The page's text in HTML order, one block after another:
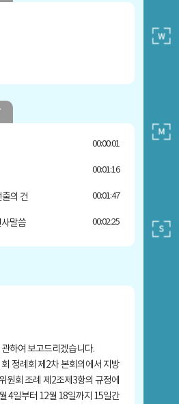
00:00:01
00:01:16
출의 건 00:01:47
말씀 00:02:25
씀 00:04:08
용계획안
설명
변 00:17:49
변 00:18:51
하여 보고드리겠습니다.
정례회 제2차 본회의에서 지방
원회 조례 제2조제3항의 규정에
4일부터 12월 18일까지 15일간